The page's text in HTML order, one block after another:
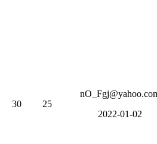
30 25
2022-01-02